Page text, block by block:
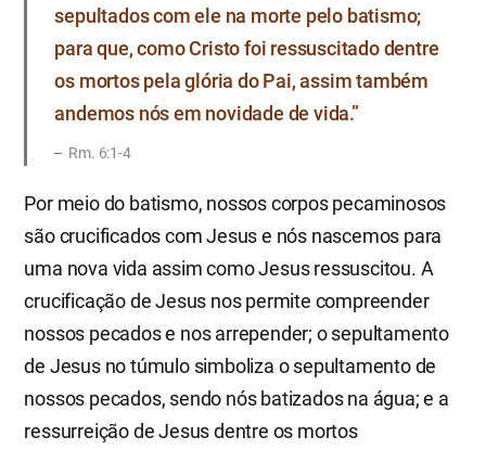
sepultados com ele na morte pelo batismo;
para que, como Cristo foi ressuscitado dentre
os mortos pela glória do Pai, assim também
andemos nós em novidade de vida.”
Rm. 6:1-4
Por meio do batismo, nossos corpos pecaminosos
são crucificados com Jesus e nós nascemos para
uma nova vida assim como Jesus ressuscitou. A
crucificação de Jesus nos permite compreender
nossos pecados e nos arrepender; o sepultamento
de Jesus no túmulo simboliza o sepultamento de
nossos pecados, sendo nós batizados na água; e a
ressurreição de Jesus dentre os mortos